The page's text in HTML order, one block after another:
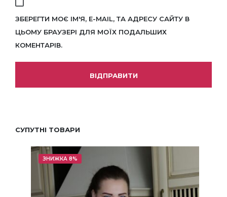
ЗБЕРЕГТИ МОЄ ІМ'Я, E-MAIL, ТА АДРЕСУ САЙТУ В
ЦЬОМУ БРАУЗЕРІ ДЛЯ МОЇХ ПОДАЛЬШИХ
КОМЕНТАРІВ.
СУПУТНІ ТОВАРИ
ЗНИЖКА 8%